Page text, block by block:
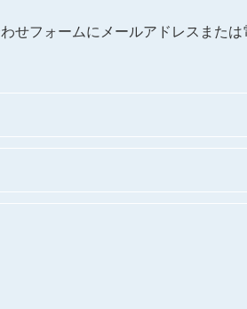
せフォームにメールアドレスまた